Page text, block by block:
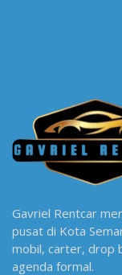
Gavriel Rentcar
pusat di Kota
mobil, carter, drop
agenda formal.